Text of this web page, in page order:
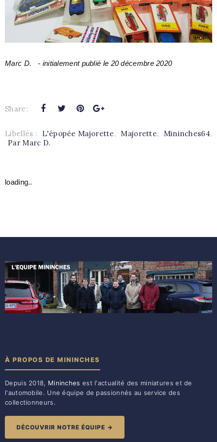
Marc D. - initialement publié le 20 décembre 2020
Share:
Libellés : L'épopée Majorette, Majorette, Mininches64,
Par Marc D.
loading..
À PROPOS DE MININCHES
Depuis 2018, Mininches est l'actualité des miniatures et de
l'automobile. Une équipe de passionnés au service des
collectionneurs.
DÉCOUVRIR NOTRE ÉQUIPE →